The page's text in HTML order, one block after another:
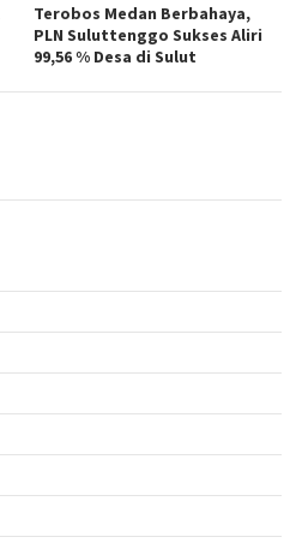
Terobos Medan Berbahaya,
PLN Suluttenggo Sukses Aliri
99,56 % Desa di Sulut